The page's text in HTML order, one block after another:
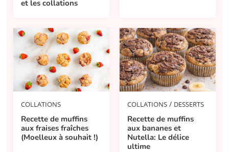
et les collations
COLLATIONS
Recette de muffins
aux fraises fraîches
(Moelleux à souhait !)
COLLATIONS / DESSERTS
Recette de muffins
aux bananes et
Nutella: Le délice
ultime